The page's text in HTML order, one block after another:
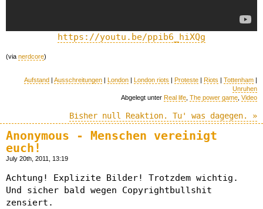
https://youtu.be/ppib6_hiXQg
(via nerdcore)
Aufstand | Ausschreitungen | London | London riots | Proteste | Riots | Tottenham |
Unruhen
Abgelegt unter Real life The power game Video
Bisher null Reaktion. Tu' was dagegen. »
Anonymous - Menschen vereinigt
euch!
July 20th, 2011, 13:19
Achtung! Explizite Bilder! Trotzdem wichtig.
Und sicher bald wegen Copyrightbullshit
zensiert.